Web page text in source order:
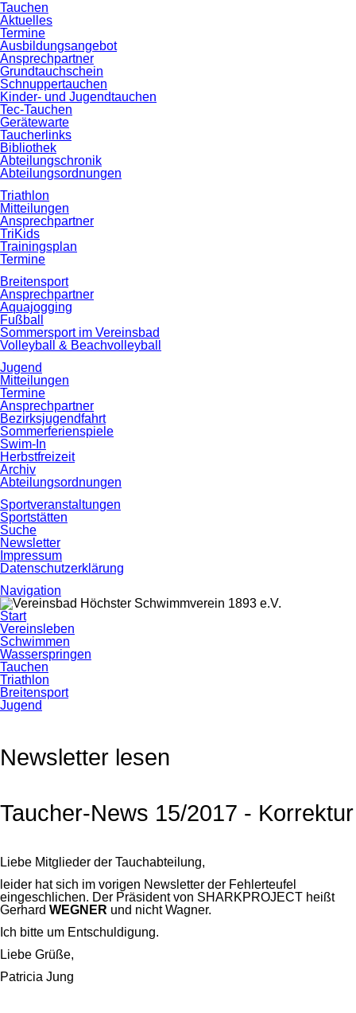
Tauchen
Aktuelles
Termine
Ausbildungsangebot
Ansprechpartner
Grundtauchschein
Schnuppertauchen
Kinder- und Jugendtauchen
Tec-Tauchen
Gerätewarte
Taucherlinks
Bibliothek
Abteilungschronik
Abteilungsordnungen
Triathlon
Mitteilungen
Ansprechpartner
TriKids
Trainingsplan
Termine
Breitensport
Ansprechpartner
Aquajogging
Fußball
Sommersport im Vereinsbad
Volleyball & Beachvolleyball
Jugend
Mitteilungen
Termine
Ansprechpartner
Bezirksjugendfahrt
Sommerferienspiele
Swim-In
Herbstfreizeit
Archiv
Abteilungsordnungen
Sportveranstaltungen
Sportstätten
Suche
Newsletter
Impressum
Datenschutzerklärung
Navigation
Navigation
überspringen
Start
Vereinsleben
Schwimmen
Wasserspringen
Tauchen
Triathlon
Breitensport
Jugend
Newsletter lesen
Taucher-News 15/2017 - Korrektur
Liebe Mitglieder der Tauchabteilung,
leider hat sich im vorigen Newsletter der Fehlerteufel
eingeschlichen. Der Präsident von SHARKPROJECT heißt
Gerhard WEGNER und nicht Wagner.
Ich bitte um Entschuldigung.
Liebe Grüße,
Patricia Jung